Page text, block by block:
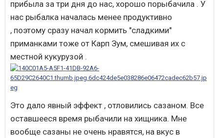
прибыла за три дня до нас, хорошо порыбачила . У
нас рыбалка началась менее продуктивно
, поэтому сразу начал кормить "сладкими"
приманками тоже от Карп Зум, смешивая их с
местной кукурузой .
Это дало явный эффект , отловились сазаном. Все
оставшееся время рыбачили на хищника. Мне
вообще сазаны не очень нравятся, на вкус в